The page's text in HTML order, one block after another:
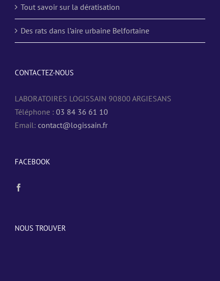
Tout savoir sur la dératisation
Des rats dans l’aire urbaine Belfortaine
CONTACTEZ-NOUS
LABORATOIRES LOGISSAIN 90800 ARGIESANS
Téléphone : 03 84 36 61 10
Email: contact@logissain.fr
FACEBOOK
NOUS TROUVER